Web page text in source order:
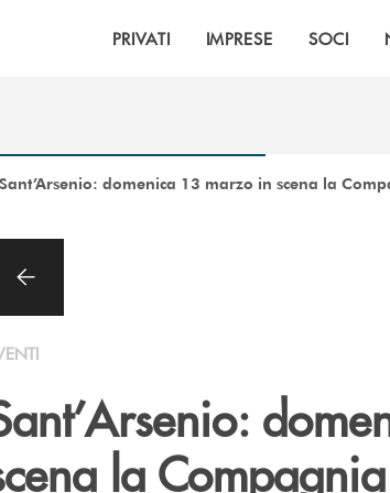
PRIVATI IMPRESE SOCI
Sant’Arsenio: domenica 13 marzo in scena la
la